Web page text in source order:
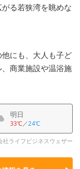
る若狭湾を眺めな
他にも、大人も子ど
商業施設や温浴施
明日
33℃／24℃
社ライフビジネスウェザー